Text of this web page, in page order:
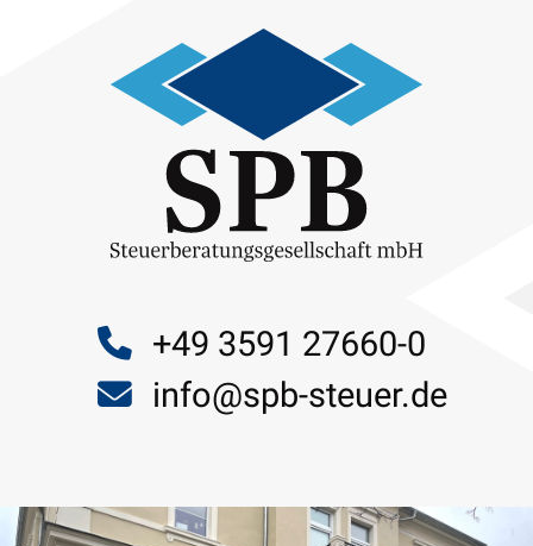
+49 3591 27660-0
info@spb-steuer.de